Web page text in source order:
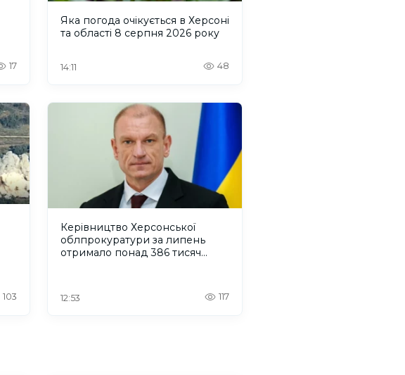
17
Яка погода очікується в Херсоні
та області 8 серпня 2026 року
14:11 48
103
Керівництво Херсонської
облпрокуратури за липень
отримало понад 386 тисяч
12:53 117